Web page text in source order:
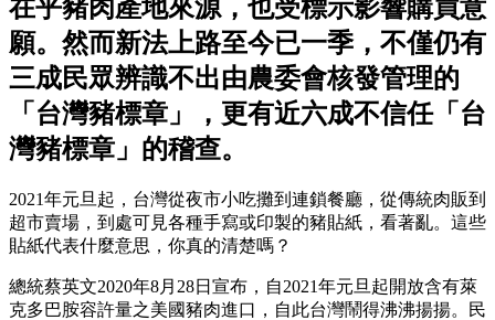
在乎豬肉產地來源，也受標示影響購買意
願。然而新法上路至今已一季，不僅仍有
三成民眾辨識不出由農委會核發管理的
「台灣豬標章」，更有近六成不信任「台
灣豬標章」的稽查。
2021年元旦起，台灣從夜市小吃攤到連鎖餐廳，從傳統肉販到
超市賣場，到處可見各種手寫或印製的豬貼紙，看著亂。這些
貼紙代表什麼意思，你真的清楚嗎？
總統蔡英文2020年8月28日宣布，自2021年元旦起開放含有萊
克多巴胺容許量之美國豬肉進口，自此台灣鬧得沸沸揚揚。民